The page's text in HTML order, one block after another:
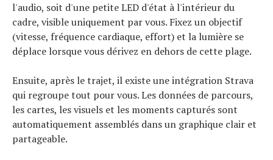
l'audio, soit d'une petite LED d'état à l'intérieur du
cadre, visible uniquement par vous. Fixez un objectif
(vitesse, fréquence cardiaque, effort) et la lumière se
déplace lorsque vous dérivez en dehors de cette plage.
Ensuite, après le trajet, il existe une intégration Strava
qui regroupe tout pour vous. Les données de parcours,
les cartes, les visuels et les moments capturés sont
automatiquement assemblés dans un graphique clair et
partageable.